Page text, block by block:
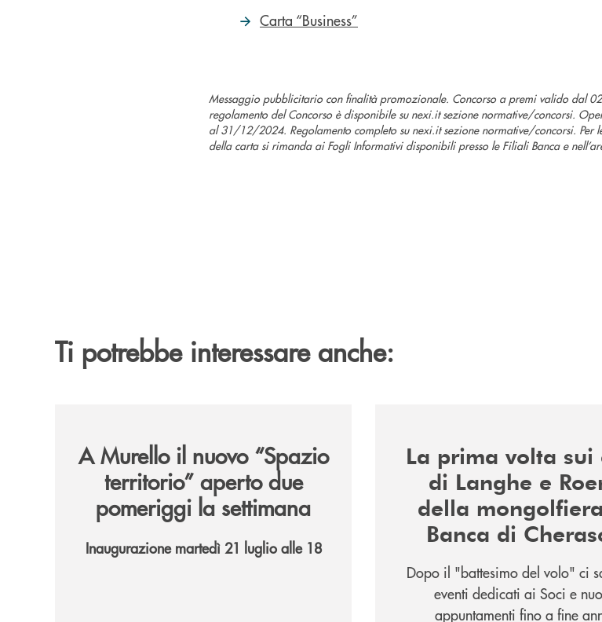
Carta “Business”
Messaggio pubblicitario con finalità promozionale. Concorso a premi valido
regolamento del Concorso è disponibile su nexi.it sezione normative/concorsi.
al 31/12/2024. Regolamento completo su nexi.it sezione normative/concorsi. Per
della carta si rimanda ai Fogli Informativi disponibili presso le Filiali Banca e
Ti potrebbe interessare anche:
A Murello il nuovo “Spazio
territorio” aperto due
pomeriggi la settimana
Inaugurazione martedì 21 luglio alle 18
La prima volta sui
di Langhe e
della
Banca di
Dopo il "battesimo del volo" ci
eventi dedicati ai Soci e
appuntamenti fino a fine